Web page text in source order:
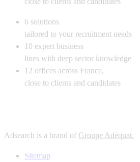
6 solutions
tailored to your recruitment needs
10 expert business
lines with deep sector knowledge
12 offices across France,
close to clients and candidates
Adsearch is a brand of Groupe Adéquat.
Sitemap